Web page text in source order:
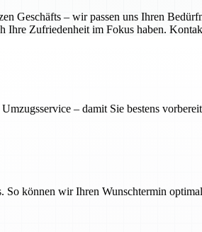
Geschäfts – wir passen uns Ihren
Zufriedenheit im Fokus haben.
– damit Sie bestens
können wir Ihren Wunschtermin